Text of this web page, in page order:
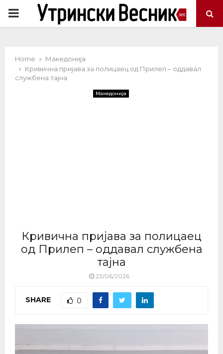
PRIMARY
Home
Македонија
Кривична пријава за полицаец од Прилеп – оддавал
службена тајна
Македонија
Кривична пријава за полицаец
од Прилеп – оддавал службена
тајна
23/06/2026
SHARE 0